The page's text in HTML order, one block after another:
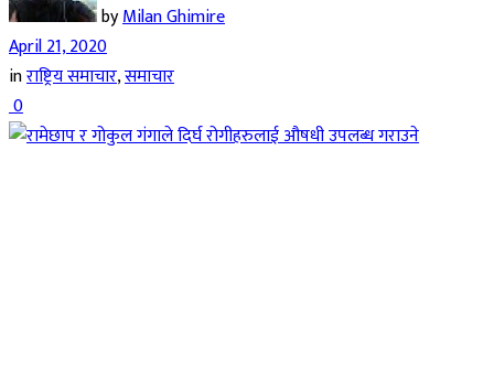
byMilan Ghimire
April 21, 2020
inराष्ट्रिय समाचार,समाचार
0